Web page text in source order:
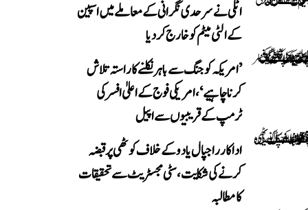
اٹلی نے سرحدی نگرانی کے معاملے میں اسپین
کے الٹی میٹم کو خارج کر دیا
’امریکہ کو جنگ سے باہر نکلنے کا راستہ تلاش
کرنا چاہیے‘، امریکی فوج کے اعلیٰ افسر کی
ٹرمپ کے قریبیوں سے اپیل
اداکار راجپال یادو کے خلاف کوٹھی پر قبضہ
کرنے کی شکایت، سٹی مجسٹریٹ سے تحقیقات
کا مطالبہ